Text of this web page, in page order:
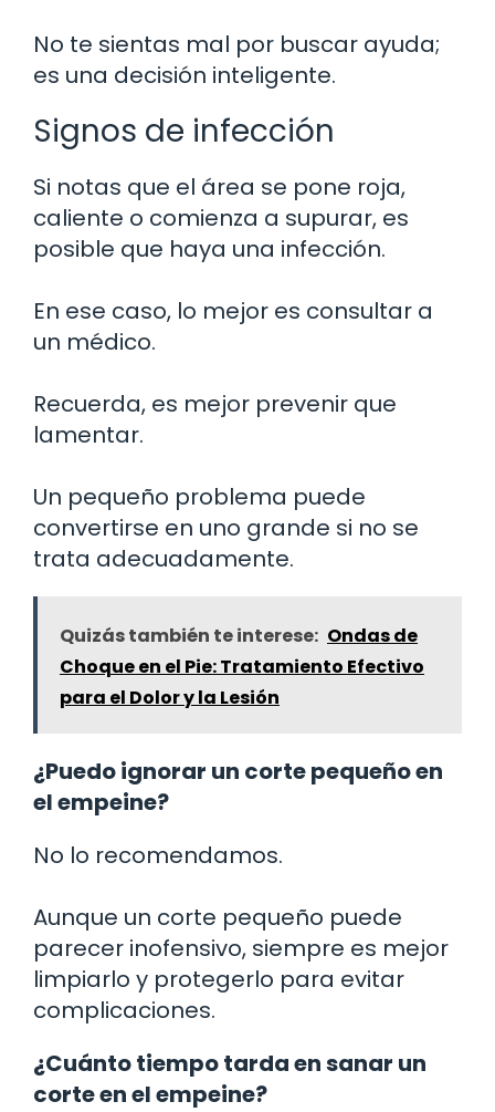
No te sientas mal por buscar ayuda;
es una decisión inteligente.
Signos de infección
Si notas que el área se pone roja,
caliente o comienza a supurar, es
posible que haya una infección.
En ese caso, lo mejor es consultar a
un médico.
Recuerda, es mejor prevenir que
lamentar.
Un pequeño problema puede
convertirse en uno grande si no se
trata adecuadamente.
Quizás también te interese: Ondas de
Choque en el Pie: Tratamiento Efectivo
para el Dolor y la Lesión
¿Puedo ignorar un corte pequeño en
el empeine?
No lo recomendamos.
Aunque un corte pequeño puede
parecer inofensivo, siempre es mejor
limpiarlo y protegerlo para evitar
complicaciones.
¿Cuánto tiempo tarda en sanar un
corte en el empeine?